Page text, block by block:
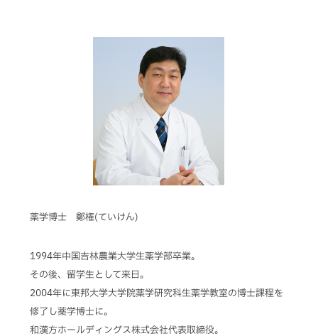
薬学博士 鄭権(ていけん)
1994年中国吉林農業大学生薬学部卒業。
その後、留学生として来日。
2004年に東邦大学大学院薬学研究科生薬学教室の博士課程を
修了し薬学博士に。
和漢方ホールディングス株式会社代表取締役。